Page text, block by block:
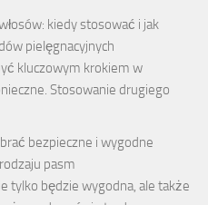
kiedy stosować i jak
pielęgnacyjnych
kluczowym krokiem w
Stosowanie drugiego
bezpieczne i wygodne
pasm
tylko będzie wygodna, ale także